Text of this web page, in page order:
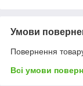
Умови
Повернення
Всі умови